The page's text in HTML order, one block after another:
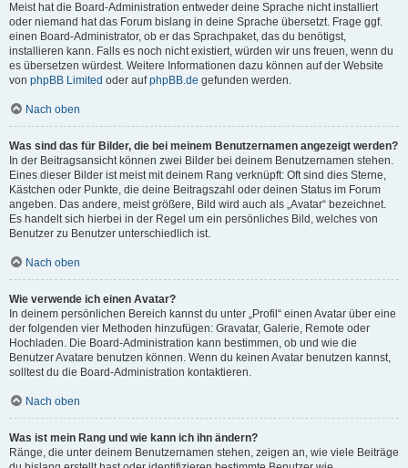
Meist hat die Board-Administration entweder deine Sprache nicht installiert
oder niemand hat das Forum bislang in deine Sprache übersetzt. Frage ggf.
einen Board-Administrator, ob er das Sprachpaket, das du benötigst,
installieren kann. Falls es noch nicht existiert, würden wir uns freuen, wenn du
es übersetzen würdest. Weitere Informationen dazu können auf der Website
von phpBB Limited oder aufphpBB.de gefunden werden.
Nach oben
Was sind das für Bilder, die bei meinem Benutzernamen angezeigt werden?
In der Beitragsansicht können zwei Bilder bei deinem Benutzernamen stehen.
Eines dieser Bilder ist meist mit deinem Rang verknüpft: Oft sind dies Sterne,
Kästchen oder Punkte, die deine Beitragszahl oder deinen Status im Forum
angeben. Das andere, meist größere, Bild wird auch als „Avatar“ bezeichnet.
Es handelt sich hierbei in der Regel um ein persönliches Bild, welches von
Benutzer zu Benutzer unterschiedlich ist.
Nach oben
Wie verwende ich einen Avatar?
In deinem persönlichen Bereich kannst du unter „Profil“ einen Avatar über eine
der folgenden vier Methoden hinzufügen: Gravatar, Galerie, Remote oder
Hochladen. Die Board-Administration kann bestimmen, ob und wie die
Benutzer Avatare benutzen können. Wenn du keinen Avatar benutzen kannst,
solltest du die Board-Administration kontaktieren.
Nach oben
Was ist mein Rang und wie kann ich ihn ändern?
Ränge, die unter deinem Benutzernamen stehen, zeigen an, wie viele Beiträge